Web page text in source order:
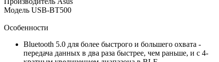
Модель USB-BT500
Особенности
Bluetooth 5.0 для более быстрого и большего охвата -
передача данных в два раза быстрее, чем раньше, и с 4-